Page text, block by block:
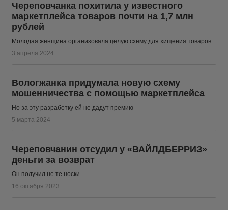
Череповчанка похитила у известного
маркетплейса товаров почти на 1,7 млн
рублей
Молодая женщина организовала целую схему для хищения товаров
3 апреля 2024
Вологжанка придумала новую схему
мошенничества с помощью маркетплейса
Но за эту разработку ей не дадут премию
5 марта 2024
Череповчанин отсудил у «ВАЙЛДБЕРРИЗ»
деньги за возврат
Он получил не те носки
16 октября 2023